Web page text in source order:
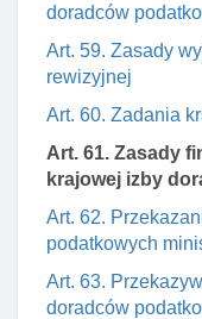
doradców
Art. 59. Zasady
rewizyjnej
Art. 60. Zadania
Art. 61. Zasady
krajowej izby
Art. 62.
podatkowych
Art. 63.
doradców